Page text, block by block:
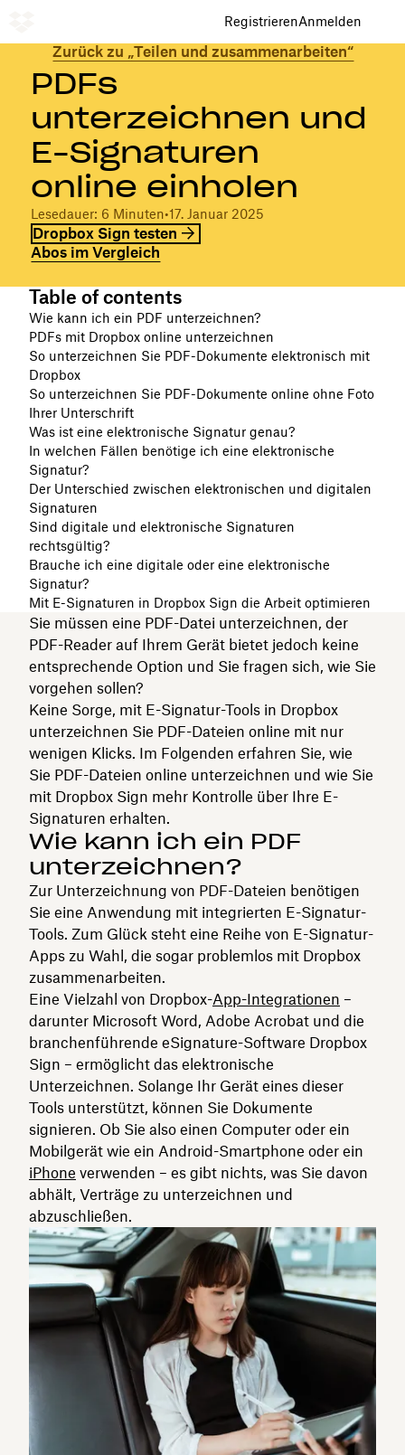
RegistrierenAnmelden
Zurück zu „Teilen und zusammenarbeiten“
PDFs
unterzeichnen und
E-Signaturen
online einholen
Lesedauer: 6 Minuten•17. Januar 2025
Dropbox Sign testen
Abos im Vergleich
Table of contents
Wie kann ich ein PDF unterzeichnen?
PDFs mit Dropbox online unterzeichnen
So unterzeichnen Sie PDF-Dokumente elektronisch mit
Dropbox
So unterzeichnen Sie PDF-Dokumente online ohne Foto
Ihrer Unterschrift
Was ist eine elektronische Signatur genau?
In welchen Fällen benötige ich eine elektronische
Signatur?
Der Unterschied zwischen elektronischen und digitalen
Signaturen
Sind digitale und elektronische Signaturen
rechtsgültig?
Brauche ich eine digitale oder eine elektronische
Signatur?
Mit E-Signaturen in Dropbox Sign die Arbeit optimieren
Sie müssen eine PDF-Datei unterzeichnen, der
PDF-Reader auf Ihrem Gerät bietet jedoch keine
entsprechende Option und Sie fragen sich, wie Sie
vorgehen sollen?
Keine Sorge, mit E-Signatur-Tools in Dropbox
unterzeichnen Sie PDF-Dateien online mit nur
wenigen Klicks. Im Folgenden erfahren Sie, wie
Sie PDF-Dateien online unterzeichnen und wie Sie
mit Dropbox Sign mehr Kontrolle über Ihre E-
Signaturen erhalten.
Wie kann ich ein PDF
unterzeichnen?
Zur Unterzeichnung von PDF-Dateien benötigen
Sie eine Anwendung mit integrierten E-Signatur-
Tools. Zum Glück steht eine Reihe von E-Signatur-
Apps zu Wahl, die sogar problemlos mit Dropbox
zusammenarbeiten.
Eine Vielzahl von Dropbox-App-Integrationen –
darunter Microsoft Word, Adobe Acrobat und die
branchenführende eSignature-Software Dropbox
Sign – ermöglicht das elektronische
Unterzeichnen. Solange Ihr Gerät eines dieser
Tools unterstützt, können Sie Dokumente
signieren. Ob Sie also einen Computer oder ein
Mobilgerät wie ein Android-Smartphone oder ein
iPhone verwenden – es gibt nichts, was Sie davon
abhält, Verträge zu unterzeichnen und
abzuschließen.